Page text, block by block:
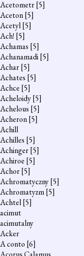
Acetometr[5]
Aceton[5]
Acetyl[5]
Ach! [5]
Achamas [5]
Achanamadi[5]
Achar[5]
Achates [5]
Achce [5]
Acheloidy[5]
Achelous [5]
Acheron[5]
Achill
Achilles [5]
Achinger[5]
Achiroe [5]
Achor[5]
Achromatyczny[5]
Achromatyzm[5]
Achtel[5]
acimut
acimutalny
Acker
A conto [6]